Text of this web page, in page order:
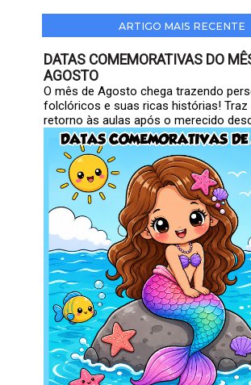
ARTIGO MAIS RECENTE
DATAS COMEMORATIVAS DO
AGOSTO
O mês de Agosto chega trazendo
folclóricos e suas ricas histórias! Traz
retorno às aulas após o merecido